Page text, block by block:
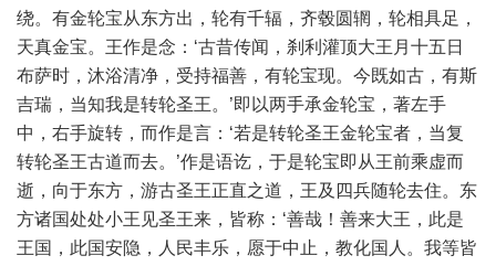
绕。有金轮宝从东方出，轮有千辐，齐毂圆辋，轮相具足，
天真金宝。王作是念：‘古昔传闻，刹利灌顶大王月十五日
布萨时，沐浴清净，受持福善，有轮宝现。今既如古，有斯
吉瑞，当知我是转轮圣王。’即以两手承金轮宝，著左手
中，右手旋转，而作是言：‘若是转轮圣王金轮宝者，当复
转轮圣王古道而去。’作是语讫，于是轮宝即从王前乘虚而
逝，向于东方，游古圣王正直之道，王及四兵随轮去住。东
方诸国处处小王见圣王来，皆称：‘善哉！善来大王，此是
王国，此国安隐，人民丰乐，愿于中止，教化国人。我等皆